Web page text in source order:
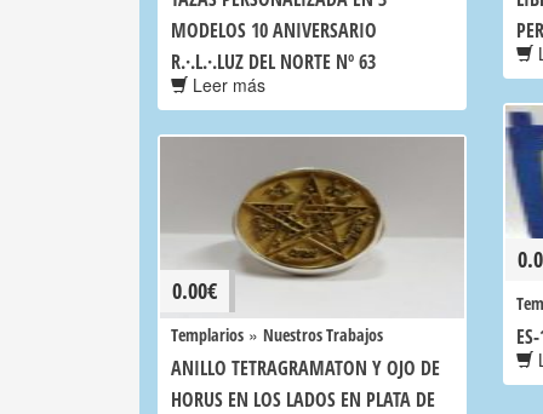
MODELOS 10 ANIVERSARIO
R.·.L.·.LUZ DEL NORTE Nº 63
Leer más
0.00€
Templarios » Nuestros Trabajos
ANILLO TETRAGRAMATON Y OJO DE
HORUS EN LOS LADOS EN PLATA DE